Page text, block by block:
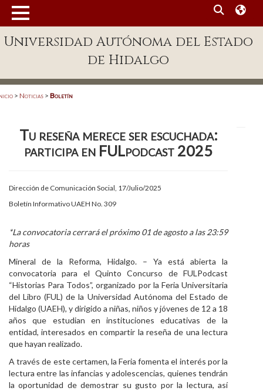
Enlaces
Patronato
Publicaciones en línea
Acreditación Internacional
Alumnado
Personal
Alumni
Visitantes
Universidad Autónoma del Estado
de Hidalgo
> Noticias > Boletín
Tu reseña merece ser escuchada:
participa en FULpodcast 2025
Dirección de Comunicación Social, 17/Julio/2025
Boletín Informativo UAEH No. 309
*La convocatoria cerrará el próximo 01 de agosto a las 23:59
horas
Mineral de la Reforma, Hidalgo. – Ya está abierta la
convocatoria para el Quinto Concurso de FULPodcast
“Historias Para Todos”, organizado por la Feria Universitaria
del Libro (FUL) de la Universidad Autónoma del Estado de
Hidalgo (UAEH), y dirigido a niñas, niños y jóvenes de 12 a 18
años que estudian en instituciones educativas de la
entidad, interesados en compartir la reseña de una lectura
que hayan realizado.
A través de este certamen, la Feria fomenta el interés por la
lectura entre las infancias y adolescencias, quienes tendrán
la oportunidad de demostrar su gusto por la lectura, así